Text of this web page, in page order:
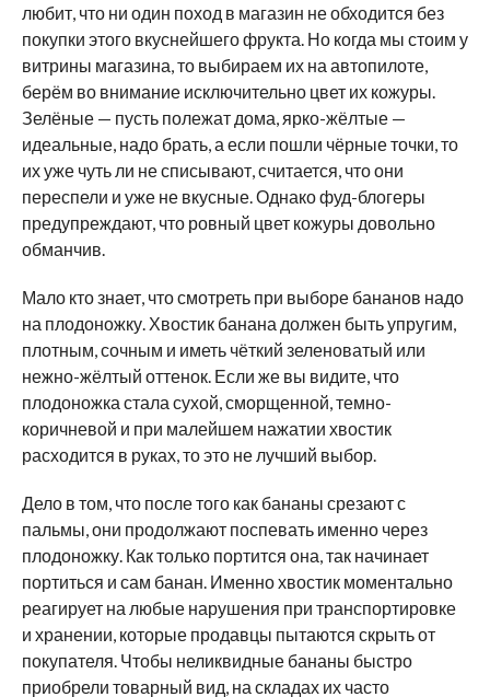
любит, что ни один поход в магазин не обходится без
покупки этого вкуснейшего фрукта. Но когда мы стоим у
витрины магазина, то выбираем их на автопилоте,
берём во внимание исключительно цвет их кожуры.
Зелёные — пусть полежат дома, ярко-жёлтые —
идеальные, надо брать, а если пошли чёрные точки, то
их уже чуть ли не списывают, считается, что они
переспели и уже не вкусные. Однако фуд-блогеры
предупреждают, что ровный цвет кожуры довольно
обманчив.
Мало кто знает, что смотреть при выборе бананов надо
на плодоножку. Хвостик банана должен быть упругим,
плотным, сочным и иметь чёткий зеленоватый или
нежно-жёлтый оттенок. Если же вы видите, что
плодоножка стала сухой, сморщенной, темно-
коричневой и при малейшем нажатии хвостик
расходится в руках, то это не лучший выбор.
Дело в том, что после того как бананы срезают с
пальмы, они продолжают поспевать именно через
плодоножку. Как только портится она, так начинает
портиться и сам банан. Именно хвостик моментально
реагирует на любые нарушения при транспортировке
и хранении, которые продавцы пытаются скрыть от
покупателя. Чтобы неликвидные бананы быстро
приобрели товарный вид, на складах их часто